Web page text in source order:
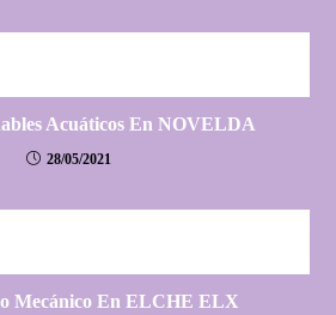
Acuáticos En NOVELDA
28/05/2021
Mecánico En ELCHE ELX